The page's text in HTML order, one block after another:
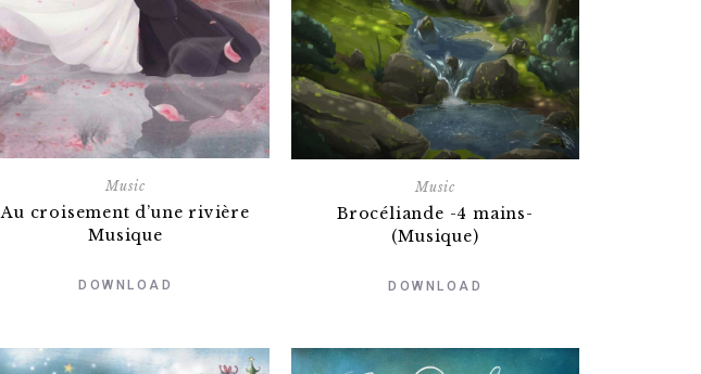
Music
Au croisement d’une rivière
Musique
DOWNLOAD
Music
Brocéliande -4 mains-
(Musique)
DOWNLOAD